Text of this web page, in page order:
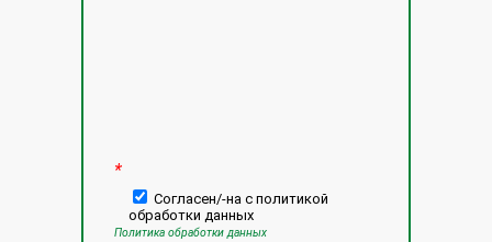
*
Согласен/-на с политикой
обработки данных
Политика обработки данных